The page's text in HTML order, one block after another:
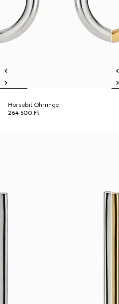
Horsebit Ohrringe
264 500 Ft